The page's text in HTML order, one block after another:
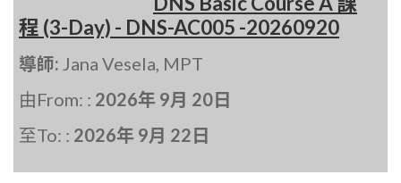
程 (3-Day) - DNS-AC005 -20260920
導師: Jana Vesela, MPT
由From: : 2026年 9月 20日
至To: : 2026年 9月 22日